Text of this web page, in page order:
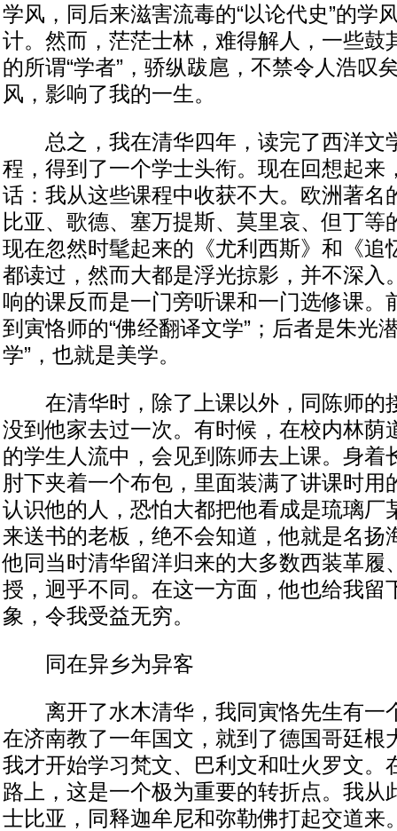
学风，同后来滋害流毒的“以论代史”的学
计。然而，茫茫士林，难得解人，一些鼓
的所谓“学者”，骄纵跋扈，不禁令人浩叹
风，影响了我的一生。
总之，我在清华四年，读完了西洋文
程，得到了一个学士头衔。现在回想起来
话：我从这些课程中收获不大。欧洲著名
比亚、歌德、塞万提斯、莫里哀、但丁等
现在忽然时髦起来的《尤利西斯》和《追
都读过，然而大都是浮光掠影，并不深入
响的课反而是一门旁听课和一门选修课。
到寅恪师的“佛经翻译文学”；后者是朱光
学”，也就是美学。
在清华时，除了上课以外，同陈师的
没到他家去过一次。有时候，在校内林荫
的学生人流中，会见到陈师去上课。身着
肘下夹着一个布包，里面装满了讲课时用
认识他的人，恐怕大都把他看成是琉璃厂
来送书的老板，绝不会知道，他就是名扬
他同当时清华留洋归来的大多数西装革履
授，迥乎不同。在这一方面，他也给我留
象，令我受益无穷。
同在异乡为异客
离开了水木清华，我同寅恪先生有一
在济南教了一年国文，就到了德国哥廷根
我才开始学习梵文、巴利文和吐火罗文。
路上，这是一个极为重要的转折点。我从
士比亚，同释迦牟尼和弥勒佛打起交道来